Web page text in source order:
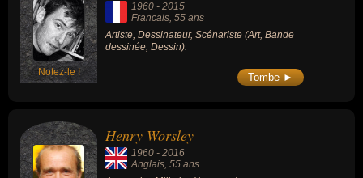
Notez-le !
1960 - 2015
Francais, 55 ans
Artiste, Dessinateur, Scénariste (Art, Bande
dessinée, Dessin).
Tombe ►
Henry Worsley
1960 - 2016
Anglais , 55 ans